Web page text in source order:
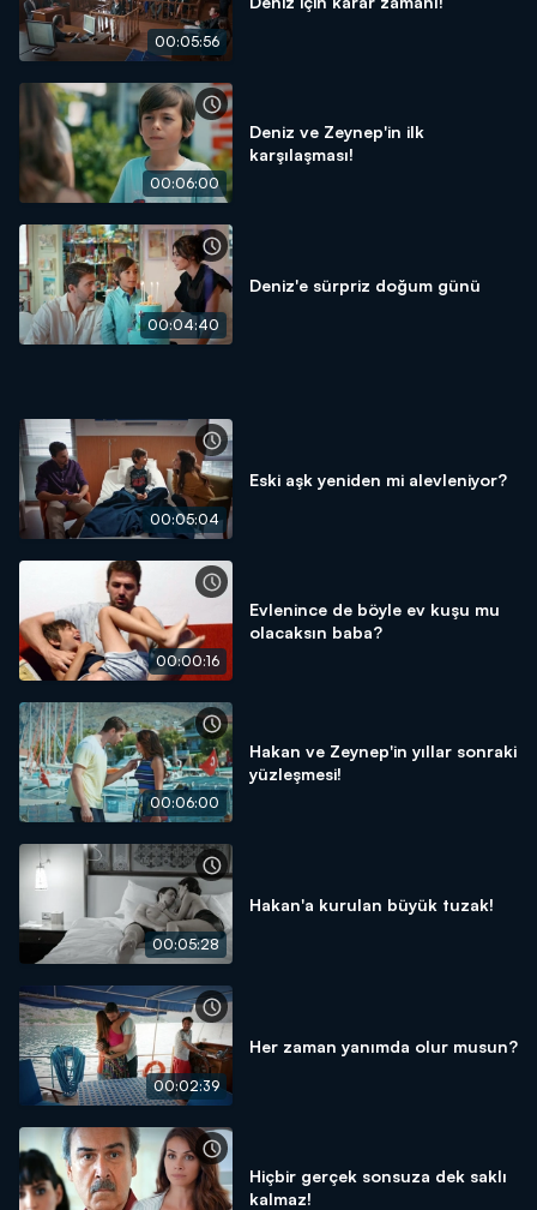
00:05:56
00:06:00
Deniz ve Zeynep'in ilk
karşılaşması!
00:04:40
Deniz'e sürpriz doğum günü
00:05:04
Eski aşk yeniden mi alevleniyor?
00:00:16
Evlenince de böyle ev kuşu mu
olacaksın baba?
00:06:00
Hakan ve Zeynep'in yıllar sonraki
yüzleşmesi!
00:05:28
Hakan'a kurulan büyük tuzak!
00:02:39
Her zaman yanımda olur musun?
Hiçbir gerçek sonsuza dek saklı
kalmaz!